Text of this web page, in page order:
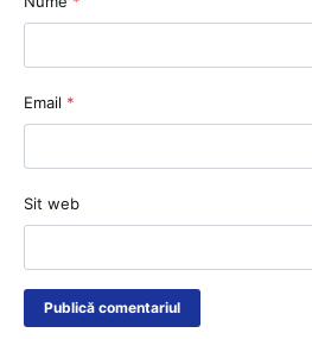
Email *
Sit web